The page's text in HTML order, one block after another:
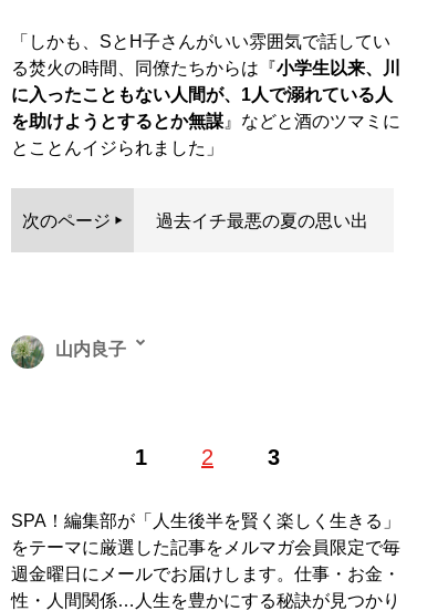
「しかも、SとH子さんがいい雰囲気で話してい
る焚火の時間、同僚たちからは『小学生以来、川
に入ったこともない人間が、1人で溺れている人
を助けようとするとか無謀 』などと酒のツマミに
とことんイジられました」
次のページ 過去イチ最悪の夏の思い出
1 2 3
山内良子
心に、取材や経営者向けの記事も執筆。おいしいものや
客改善業務での経験を活かした記事も得意
記事一覧へ
SPA！編集部が「人生後半を賢く楽しく生きる」
をテーマに厳選した記事をメルマガ会員限定で毎
週金曜日にメールでお届けします。仕事・お金・
性・人間関係…人生を豊かにする秘訣が見つかり